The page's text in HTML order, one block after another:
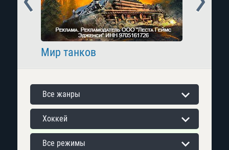
Мир танков
Все жанры
Хоккей
Все режимы